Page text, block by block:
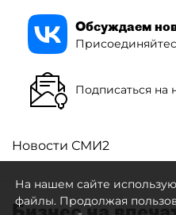
Обсуждаем
Подписаться на
Новости СМИ2
На нашем сайте
файлы. Продолжая